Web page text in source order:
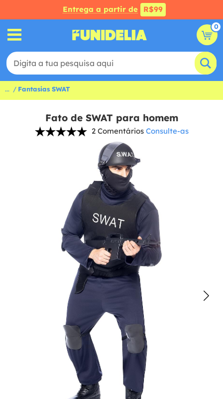
Entrega a partir de R$99
0
... Fantasias SWAT
Fato de SWAT para homem
2 Comentários Consulte-as